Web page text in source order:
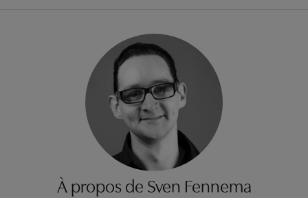
À propos de Sven Fennema